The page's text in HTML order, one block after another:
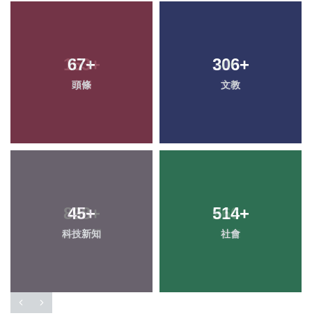
67+
頭條
306+
文教
45+
科技新知
514+
社會